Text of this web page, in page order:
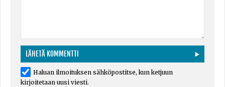
Haluan ilmoituksen sähköpostitse, kun ketjuun
kirjoitetaan uusi viesti.